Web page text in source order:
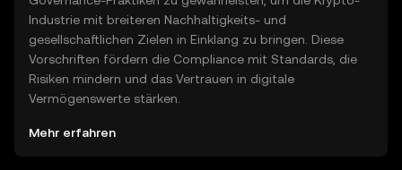
Industrie mit breiteren Nachhaltigkeits- und
gesellschaftlichen Zielen in Einklang zu bringen. Diese
Vorschriften fördern die Compliance mit Standards, die
Risiken mindern und das Vertrauen in digitale
Vermögenswerte stärken.
Mehr erfahren